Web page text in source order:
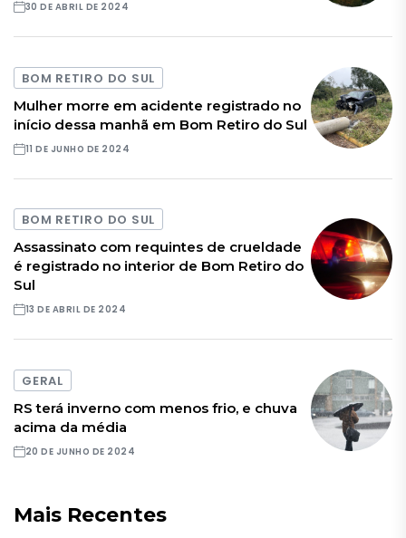
30 DE ABRIL DE 2024
BOM RETIRO DO SUL
Mulher morre em acidente registrado no
início dessa manhã em Bom Retiro do Sul
11 DE JUNHO DE 2024
BOM RETIRO DO SUL
Assassinato com requintes de crueldade
é registrado no interior de Bom Retiro do
Sul
13 DE ABRIL DE 2024
GERAL
RS terá inverno com menos frio, e chuva
acima da média
20 DE JUNHO DE 2024
Mais Recentes